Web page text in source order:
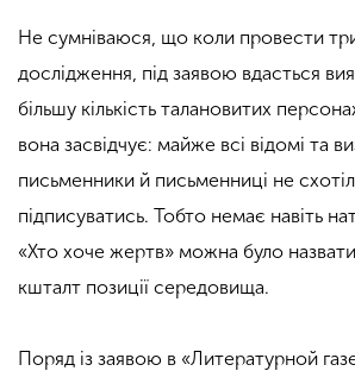
Не сумніваюся, що коли провести
дослідження, під заявою вдасться
більшу кількість талановитих
вона засвідчує: майже всі відомі та
письменники й письменниці не
підписуватись. Тобто немає навіть
«Хто хоче жертв» можна було
кшталт позиції середовища.
Поряд із заявою в «Литературной